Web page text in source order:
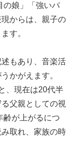
の娘」「強いパ
からは、親子の
す。
もあり、音楽活
かがえます。
、現在は20代半
父親としての視
齢が上がるにつ
取れ、家族の時